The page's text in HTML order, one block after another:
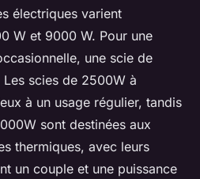
électriques varient
W et 9000 W. Pour une
une scie de
scies de 2500W à
à un usage régulier, tandis
sont destinées aux
thermiques, avec leurs
un couple et une puissance